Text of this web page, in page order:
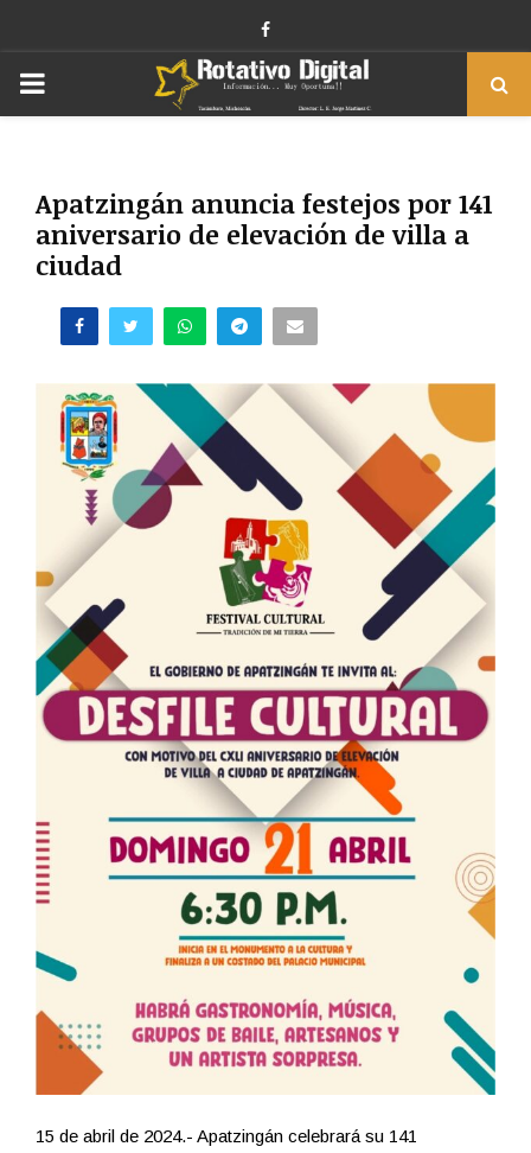
Facebook
PRIMARY
Apatzingán anuncia festejos por 141
aniversario de elevación de villa a
ciudad
15 de abril de 2024.- Apatzingán celebrará su 141